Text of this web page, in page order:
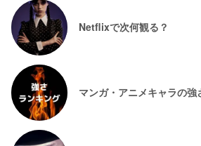
Netflixで次何観る？
マンガ・アニメキャラの強